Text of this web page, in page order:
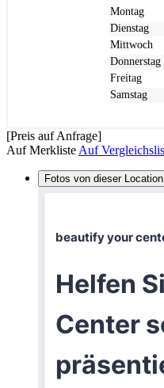
Montag
Dienstag
Mittwoch
Donnerstag
Freitag
Samstag
[Preis auf Anfrage]
Auf Merkliste Auf
Fotos von dieser